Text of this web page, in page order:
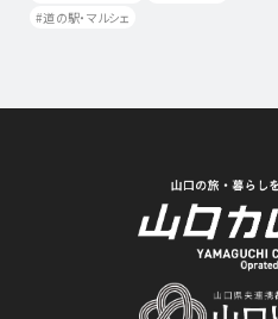
道の駅・マルシェ